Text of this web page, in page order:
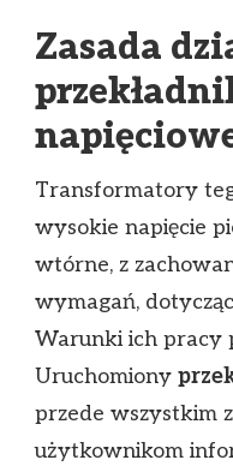
Zasada
Transformatory
wysokie napięcie
wtórne, z
wymagań,
Warunki ich pracy
Uruchomiony
przede wszystkim
użytkownikom